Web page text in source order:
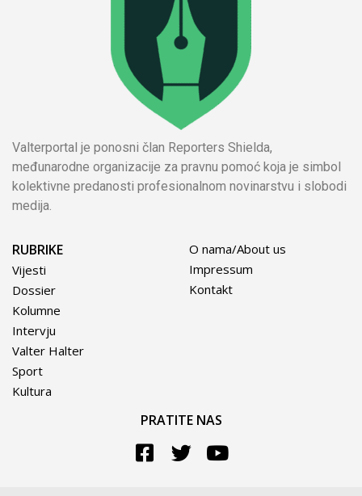
Valterportal je ponosni član Reporters Shielda,
međunarodne organizacije za pravnu pomoć koja je simbol
kolektivne predanosti profesionalnom novinarstvu i slobodi
medija.
RUBRIKE
Vijesti
Dossier
Kolumne
Intervju
Valter Halter
Sport
Kultura
O nama/About us
Impressum
Kontakt
PRATITE NAS